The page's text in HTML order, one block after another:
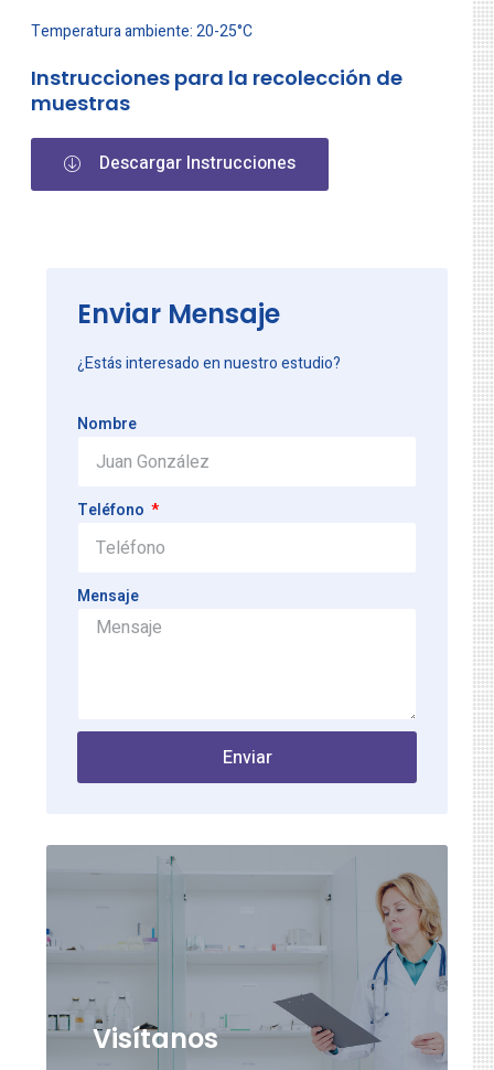
Temperatura ambiente: 20-25°C
Instrucciones para la recolección de
muestras
Descargar Instrucciones
Enviar Mensaje
¿Estás interesado en nuestro estudio?
Nombre
Teléfono
Mensaje
Enviar
Visítanos